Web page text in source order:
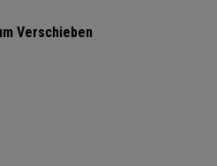
Verschieben